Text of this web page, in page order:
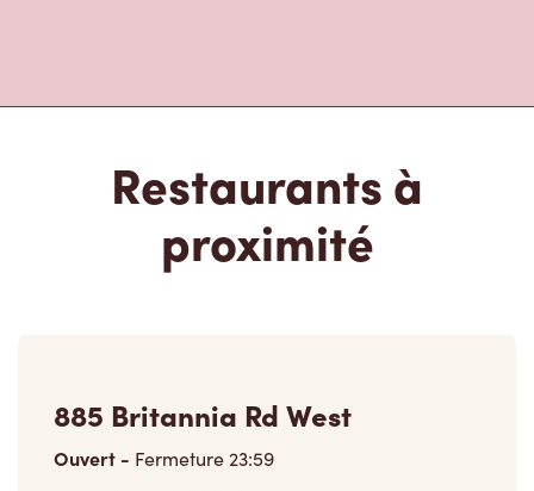
Restaurants à
proximité
885 Britannia Rd West
Ouvert - Fermeture23:59